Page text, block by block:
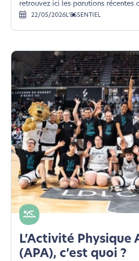
retrouvez ici les parutions récentes
22/05/2026L’ESSENTIEL
L’Activité Physique
(APA), c’est quoi ?